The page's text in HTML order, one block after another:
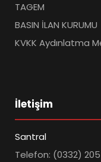
TAGEM
BASIN İLAN KURUMU
KVKK Aydınlatma
İletişim
Santral
Telefon: (0332) 205